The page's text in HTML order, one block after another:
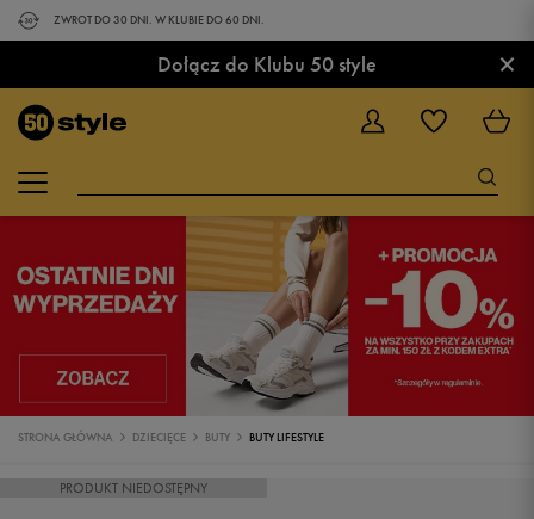
ZWROT DO 30 DNI. W KLUBIE DO 60 DNI.
Dołącz do Klubu 50 style ×
STRONA GŁÓWNA DZIECIĘCE BUTY BUTY LIFESTYLE
PRODUKT NIEDOSTĘPNY